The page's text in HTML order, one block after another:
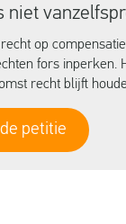
niet
op
fors inperken.
recht blijft
petitie